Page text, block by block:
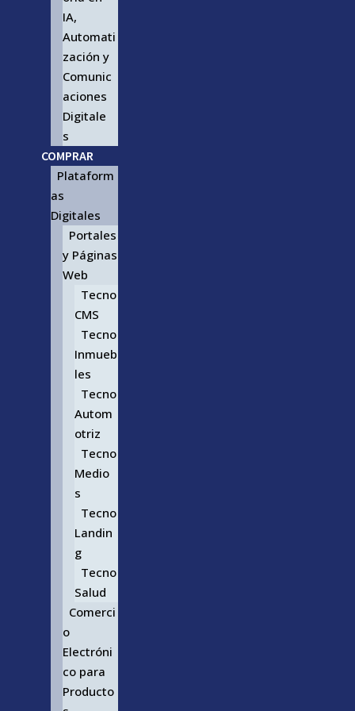
IA,
Automati
zación y
Comunic
aciones
Digitale
s
COMPRAR
Plataform
as
Digitales
Portales
y Páginas
Web
Tecno
CMS
Tecno
Inmueb
les
Tecno
Autom
otriz
Tecno
Medio
s
Tecno
Landin
g
Tecno
Salud
Comerci
o
Electróni
co para
Producto